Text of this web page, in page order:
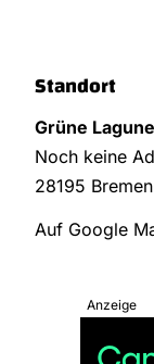
Standort
Grüne Lagune
Noch keine
28195 Bremen
Auf Google
Anzeige